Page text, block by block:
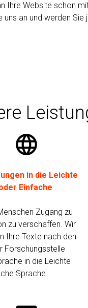
Ihre Website schon
uns an und werden
language
in die Leichte
Einfache
Zugang zu
zu verschaffen. Wir
Ihre Texte nach den
Forschungsstelle
in die Leichte
Sprache.